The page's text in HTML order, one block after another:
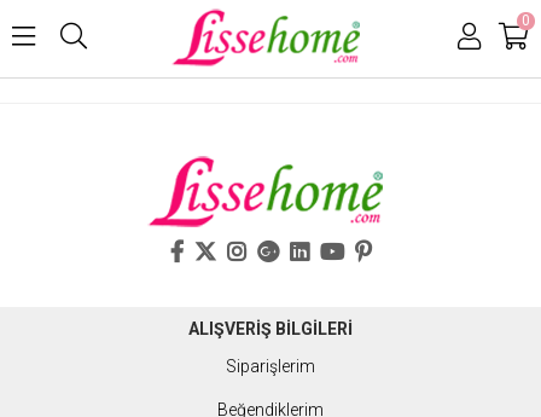
0
ALIŞVERİŞ BİLGİLERİ
Siparişlerim
Beğendiklerim